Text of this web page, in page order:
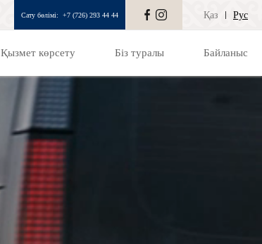
Сату бөлімі: +7 (726) 293 44 44 Қаз Рус
Қызмет көрсету Біз туралы Байланыс